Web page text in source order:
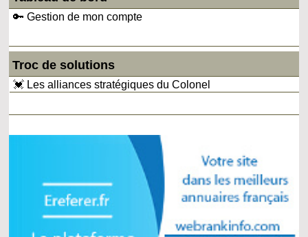
🔑 Gestion de mon compte
Troc de solutions
💓 Les alliances stratégiques du Colonel